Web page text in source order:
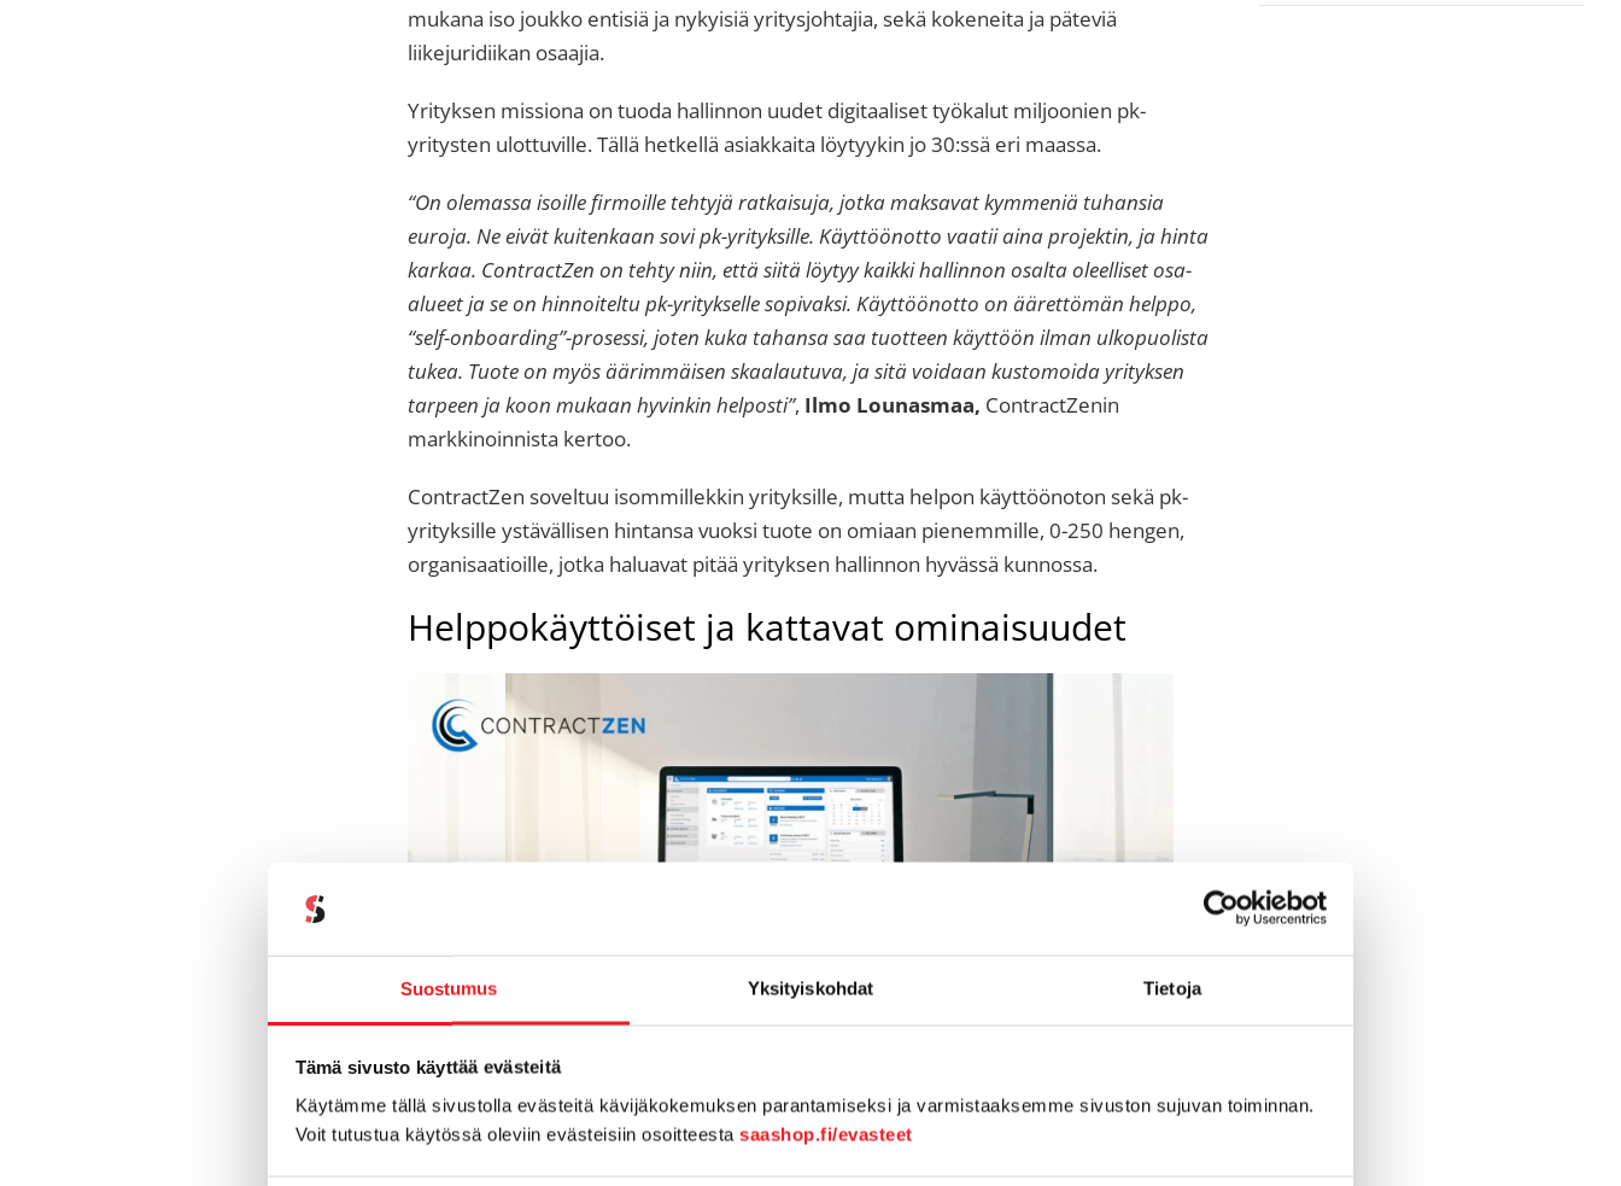
Suostumus Yksityiskohdat Tietoja
Tämä sivusto käyttää evästeitä
Käytämme tällä sivustolla evästeitä kävijäkokemuksen parantamiseksi ja varmistaaksemme sivuston sujuvan toiminnan.
Voit tutustua käytössä oleviin evästeisiin osoitteesta saashop.fi/evasteet
mukana iso joukko entisiä ja nykyisiä yritysjohtajia, sekä kokeneita ja päteviä
liikejuridiikan osaajia.
Yrityksen missiona on tuoda hallinnon uudet digitaaliset työkalut miljoonien pk-
yritysten ulottuville. Tällä hetkellä asiakkaita löytyykin jo 30:ssä eri maassa.
“On olemassa isoille firmoille tehtyjä ratkaisuja, jotka maksavat kymmeniä tuhansia
euroja. Ne eivät kuitenkaan sovi pk-yrityksille. Käyttöönotto vaatii aina projektin, ja hinta
karkaa. ContractZen on tehty niin, että siitä löytyy kaikki hallinnon osalta oleelliset osa-
alueet ja se on hinnoiteltu pk-yritykselle sopivaksi. Käyttöönotto on äärettömän helppo,
“self-onboarding”-prosessi, joten kuka tahansa saa tuotteen käyttöön ilman ulkopuolista
tukea. Tuote on myös äärimmäisen skaalautuva, ja sitä voidaan kustomoida yrityksen
tarpeen ja koon mukaan hyvinkin helposti”, Ilmo Lounasmaa, ContractZenin
markkinoinnista kertoo.
ContractZen soveltuu isommillekkin yrityksille, mutta helpon käyttöönoton sekä pk-
yrityksille ystävällisen hintansa vuoksi tuote on omiaan pienemmille, 0-250 hengen,
organisaatioille, jotka haluavat pitää yrityksen hallinnon hyvässä kunnossa.
Helppokäyttöiset ja kattavat ominaisuudet
ContractZeninyrityshallinnon portaali tarjoaa helppokäyttöiset ja kattavat
ominaisuudet. Tuoteperheessä on mukana hallitusportaali sekä sopimusten hallinta,
eli sopimusten arkistointi ja tehokkaat hakutyökalut. Muutamalla napin painalluksella